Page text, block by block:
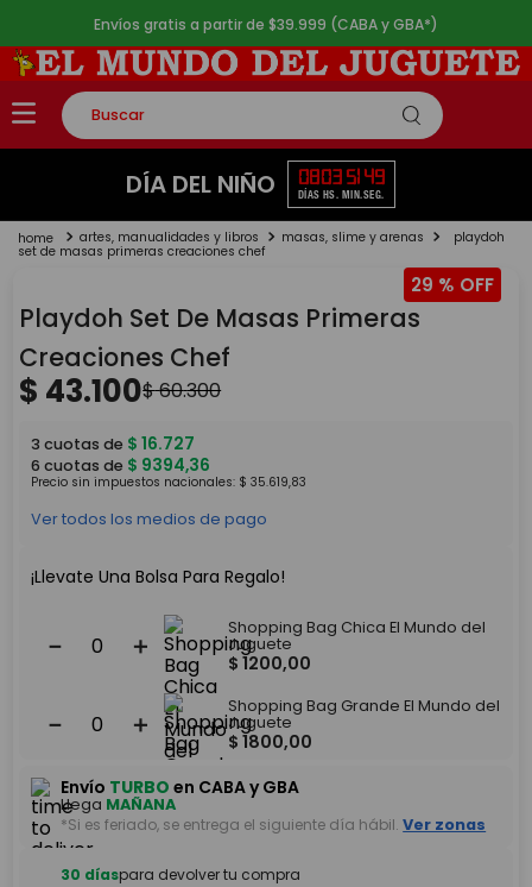
Envíos gratis a partir de $39.999 (CABA y GBA*)
Buscar
TÉRMINOS MÁS BUSCADOS
2.
lego
4
monopatin
5. toy story
DÍA DEL NIÑO 08
DÍAS
03
HS.
51
MIN.
49
SEG.
artes, manualidades y libros masas, slime y arenas playdoh
set de masas primeras creaciones chef
29 %
Playdoh Set De Masas Primeras
Creaciones Chef
$ 43.100$60.300
3 cuotas de $ 16.727
6 cuotas de $ 9394,36
Precio sin impuestos nacionales: $ 35.619,83
Ver todos los medios de pago
¡Llevate Una Bolsa Para Regalo!
＋
－
Shopping Bag Chica El Mundo del
Juguete
$ 1200,00
＋
－
Shopping Bag Grande El Mundo del
Juguete
$ 1800,00
Envío TURBO en CABA y GBA
Llega MAÑANA
*Si es feriado, se entrega el siguiente día hábil. Ver zonas
30 díaspara devolver tu compra